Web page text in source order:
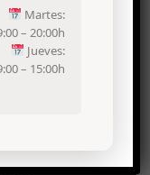
Martes:
– 20:00h
Jueves:
– 15:00h